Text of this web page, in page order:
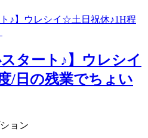
タート♪】ウレシイ
/日の残業でちょい
ョン